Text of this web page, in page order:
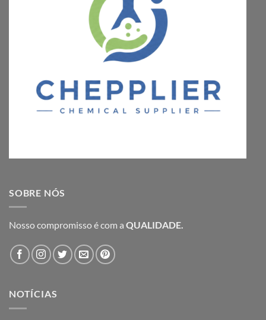
SOBRE NÓS
Nosso compromisso é com a QUALIDADE.
NOTÍCIAS